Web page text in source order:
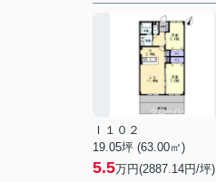
Ｉ１０２
19.05坪 (63.00㎡)
5.5万円(2887.14円/坪)